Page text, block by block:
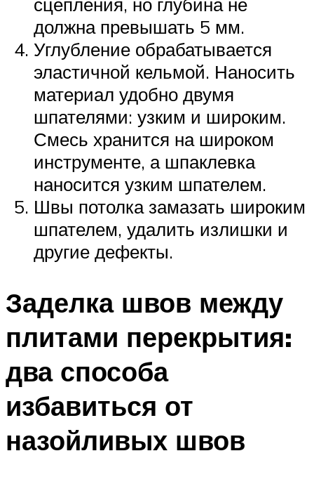
должна превышать 5 мм.
Углубление обрабатывается
эластичной кельмой. Наносить
материал удобно двумя
шпателями: узким и широким.
Смесь хранится на широком
инструменте, а шпаклевка
наносится узким шпателем.
Швы потолка замазать широким
шпателем, удалить излишки и
другие дефекты.
Заделка швов между
плитами перекрытия:
два способа
избавиться от
назойливых швов